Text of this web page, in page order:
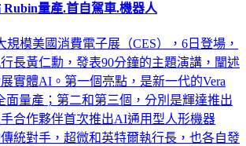
量產.首自駕車.機器人
規模美國消費電子展（CES），6日登場，
長黃仁勳，發表90分鐘的主題演講，闡述
實體AI。第一個亮點，是新一代的Vera
面量產；第二和第三個，分別是輝達推出
合作夥伴首次推出AI通用型人形機器
統對手，超微和英特爾執行長，也各自發